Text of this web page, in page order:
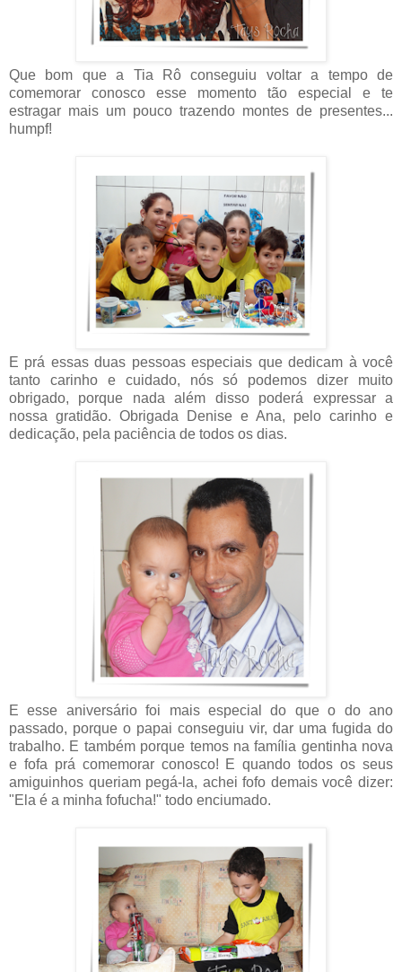
Que bom que a Tia Rô conseguiu voltar a tempo de
comemorar conosco esse momento tão especial e te
estragar mais um pouco trazendo montes de presentes...
humpf!
E prá essas duas pessoas especiais que dedicam à você
tanto carinho e cuidado, nós só podemos dizer muito
obrigado, porque nada além disso poderá expressar a
nossa gratidão. Obrigada Denise e Ana, pelo carinho e
dedicação, pela paciência de todos os dias.
E esse aniversário foi mais especial do que o do ano
passado, porque o papai conseguiu vir, dar uma fugida do
trabalho. E também porque temos na família gentinha nova
e fofa prá comemorar conosco! E quando todos os seus
amiguinhos queriam pegá-la, achei fofo demais você dizer:
"Ela é a minha fofucha!" todo enciumado.